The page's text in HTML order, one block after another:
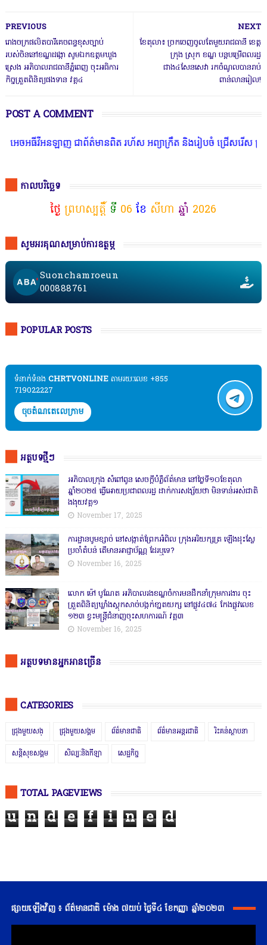
NEXT
ខែតុលា៖ ច្រកចេញចូលតែមួយរាជធានី ខេត្ត
ក្រុង ស្រុក ខណ្ឌ បន្តបម្រើពលរដ្ឋ
ជាង៤សែនសេវា រកចំណូលបានរាប់
ពាន់លានរៀល!
PREVIOUS
រោងចក្រផលិតបារីគេចពន្ធខុសច្បាប់
របស់ចិននៅខណ្ឌដង្កោ សូមឯកឧត្តមឃួង
ស្រេង អភិបាលរាជធានីភ្នំពេញ ចុះអធិការ
កិច្ចត្រួតពិនិត្យផងទាន វគ្គ៤
POST A COMMENT
ឡាញ ជាព័ត៌មានពិត រហ័ស អព្យាក្រឹត និងរៀបចំ ជ្រើសរើស ក្រុមការងារ ន
កាលបរិច្ឆេទ
ថ្ងៃ ព្រហស្បត្តិ៍ ទី 06 ខែ សីហា ឆ្នាំ 2026
សូមអរគុណសម្រាប់ការឧត្ថម្ភ
Suonchamroeun
000888761
POPULAR POSTS
ទំនាក់ទំនង​​ CHRTVONLINE តាមរយៈលេខ +855
719022227
ចុចតំណតេលេក្រាម
អត្ថបទថ្មីៗ
អភិបាលក្រុង សំពៅពូន សេចក្តីបំភ្លឺព័ត៌មាន នៅថ្ងៃទី១០ខែតុលា
ឆ្នាំ២០២៥ ធ្វើអោយប្រជាពលរដ្ឋ ដាក់ការសង្ស័យថា មិនទាន់អស់ជាតិ
ងងុយវគ្គ១
November 17, 2025
ការដ្ឋានបូមខ្សាច់ នៅសង្កាត់ព្រែកអំពិល ក្រុងអរិយក្សត្រ ឡើងដុះស្លែ
ប្រចាំតំបន់ តើមានអាជ្ញាប័ណ្ណ ដែរឬទេ?
November 16, 2025
លោក ម៉ៅ បូណែត អភិបាលរងខណ្ឌចំការមនដឹកនាំក្រុមការងារ ចុះ
ត្រួតពិនិត្យឃ្លាំងស្តុកសាច់បង្កក់ខា្នតយក្ស នៅផ្លូវ៤៧៤ កែងផ្លូវលេខ
១២៣ ខ្វះមន្ត្រីជំនាញចុះសហការណ៍ វគ្គ៣
November 16, 2025
អត្ថបទមានអ្នកអានច្រើន
CATEGORIES
ជ្រុងមួយសង្ ជ្រុងមួយសង្គម ព័ត៌មានជាតិ ព័ត៌មានអន្តរជាតិ រិះគន់ស្ថាបនា
សន្តិសុខសង្គម សិល្បៈនិងកីឡា សេដ្ឋកិច្ច
TOTAL PAGEVIEWS
u n d e f i n e d
ផ្សាយឡើងវិញ ៖ ព័ត៌មានជាតិ ម៉ោង ៧យប់ ថ្ងៃទី៤ ខែកញ្ញា ឆ្នាំ២០២៣